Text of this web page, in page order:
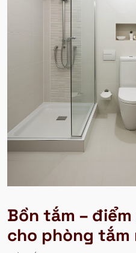
Bồn tắm –
cho phòng tắm